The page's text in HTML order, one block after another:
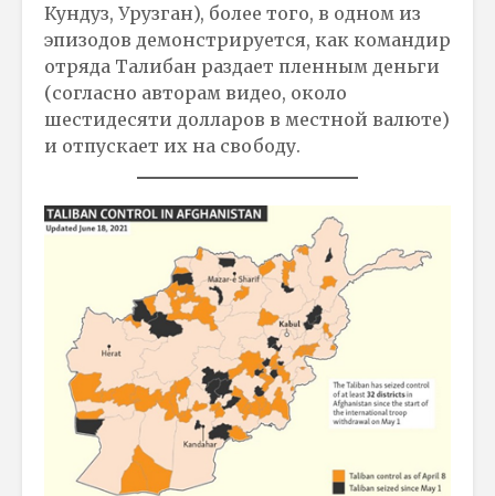
Кундуз, Урузган), более того, в одном из
эпизодов демонстрируется, как командир
отряда Талибан раздает пленным деньги
(согласно авторам видео, около
шестидесяти долларов в местной валюте)
и отпускает их на свободу.